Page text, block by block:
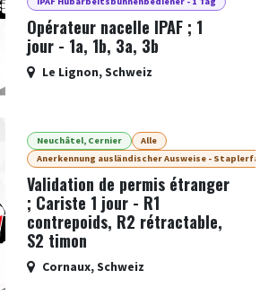
Opérateur nacelle IPAF ; 1
jour - 1a, 1b, 3a, 3b
Le Lignon,Schweiz
Neuchâtel, Cernier
Alle
Anerkennung ausländischer Ausweise -
Validation de permis étranger
; Cariste 1 jour - R1
contrepoids, R2 rétractable,
S2 timon
Cornaux,Schweiz